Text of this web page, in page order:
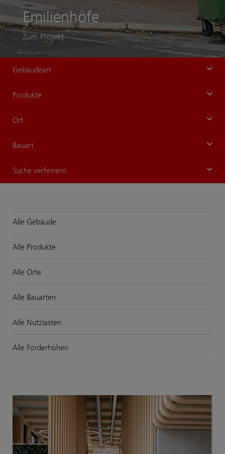
Zum
Gebäudeart
Produkte
Ort
Bauart
Suche verfeinern
Alle Gebäude
Alle Produkte
Alle Orte
Alle Bauarten
Alle Nutzlasten
Alle Förderhöhen